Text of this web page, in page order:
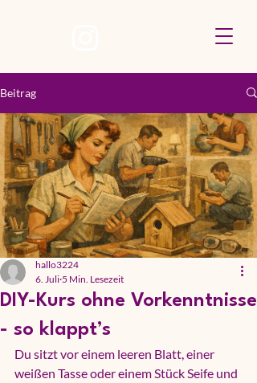
Beitrag
DIY-Kurs ohne Vorkenntnisse
- so klappt’s
hallo3224
6. Juli 5 Min. Lesezeit
Du sitzt vor einem leeren Blatt, einer
weißen Tasse oder einem Stück Seife und